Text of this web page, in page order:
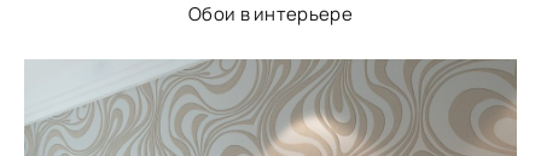
Обои в интерьере